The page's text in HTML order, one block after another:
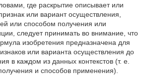
где раскрытие описывает или
или вариант осуществления,
или способом получения или
следует принимать во внимание, что
изобретения предназначена для
или варианта осуществления до
в каждом из данных контекстов (т. е.
и способов применения).